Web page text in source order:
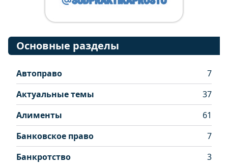
Основные разделы
Автоправо
7
Актуальные темы
37
Алименты
61
Банковское право
7
Банкротство
3